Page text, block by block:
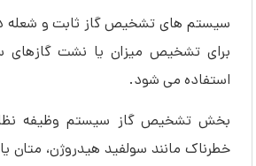
سیستم های تشخیص گاز ثابت و شعله در
برای تشخیص میزان یا نشت گازهای
استفاده می شود.
بخش تشخیص گاز سیستم وظیفه
خطرناک مانند سولفید هیدروژن، متان یا